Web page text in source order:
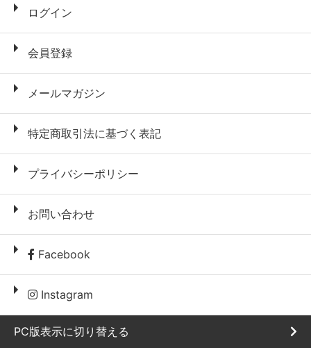
ログイン
会員登録
メールマガジン
特定商取引法に基づく表記
プライバシーポリシー
お問い合わせ
Facebook
Instagram
PC版表示に切り替える